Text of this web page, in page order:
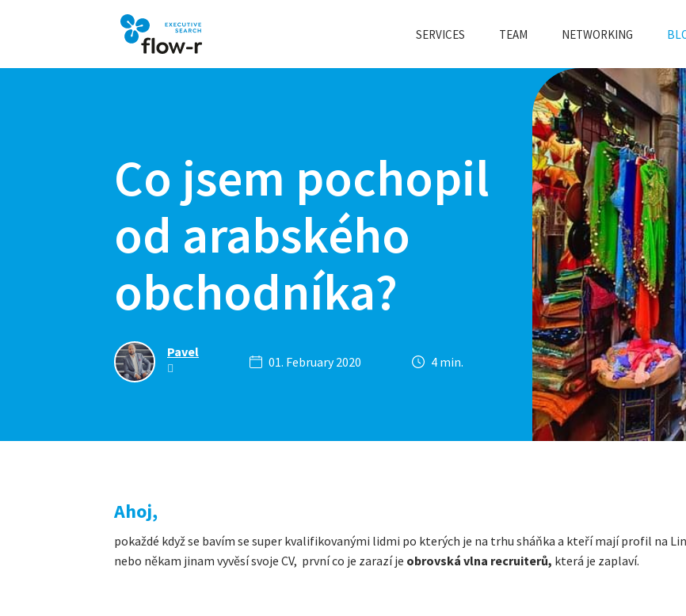
SERVICES TEAM NETWORKING
Co jsem pochopil
od arabského
obchodníka?
Pavel
01. February 2020 4 min.
Ahoj,
pokaždé když se bavím se super kvalifikovanými lidmi po kterých je na trhu sháňka a kteří mají profil na
nebo někam jinam vyvěsí svoje CV, první co je zarazí je obrovská vlna recruiterů, která je zaplaví.